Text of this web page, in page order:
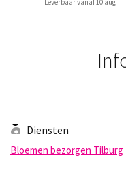
Leverbaar vanaf 10 aug
Diensten
Bloemen bezorgen Tilburg